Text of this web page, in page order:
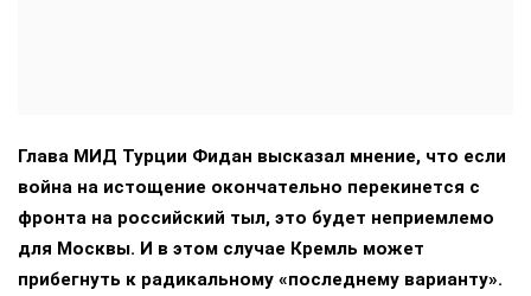
Глава МИД Турции Фидан высказал мнение, что если
война на истощение окончательно перекинется с
фронта на российский тыл, это будет неприемлемо
для Москвы. И в этом случае Кремль может
прибегнуть к радикальному «последнему варианту».